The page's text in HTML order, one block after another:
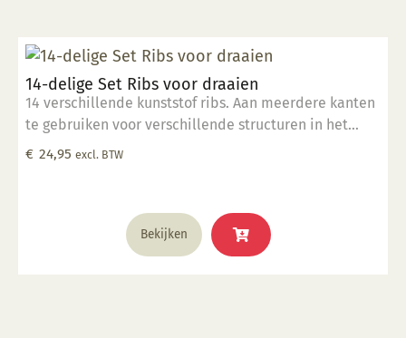
14-delige Set Ribs voor draaien
14 verschillende kunststof ribs. Aan meerdere kanten
te gebruiken voor verschillende structuren in het
draaiwerk.
€ 24,95 excl. BTW
Bekijken